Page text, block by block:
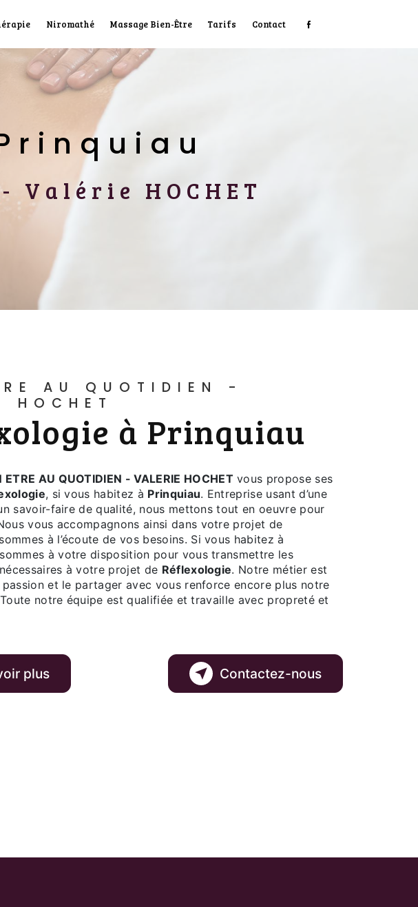
Niromathé Massage Bien-Être Tarifs Contact
Valérie HOCHET
HOCHET
à Prinquiau
ETRE AU QUOTIDIEN - VALERIE HOCHETvous propose ses
, si vous habitez à Prinquiau. Entreprise usant d’une
savoir-faire de qualité, nous mettons tout en oeuvre pour
vous accompagnons ainsi dans votre projet de
à l’écoute de vos besoins. Si vous habitez à
à votre disposition pour vous transmettre les
à votre projet de Réflexologie. Notre métier est
et le partager avec vous renforce encore plus notre
notre équipe est qualifiée et travaille avec propreté et
plus Contactez-nous